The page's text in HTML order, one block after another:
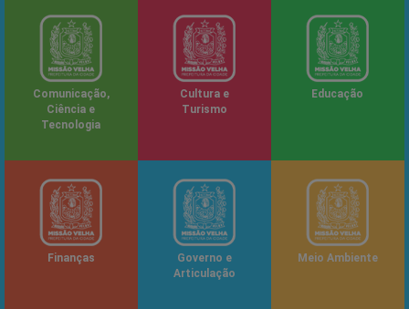
Comunicação,
Ciência e
Tecnologia
Cultura e
Turismo
Educação
Finanças
Governo e
Articulação
Meio Ambiente